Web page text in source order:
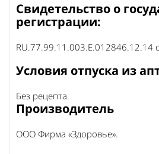
Свидетельство о
регистрации:
RU.77.99.11.003.Е.012846.12.14
Условия отпуска из
Без рецепта.
Производитель
ООО Фирма «Здоровье».